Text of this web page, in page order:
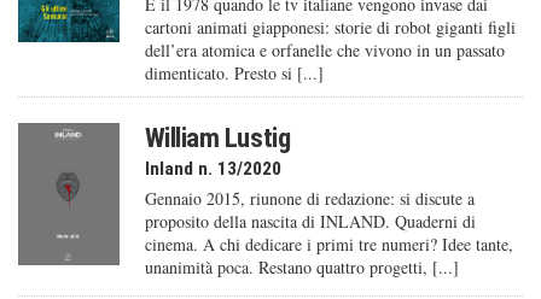
cartoni animati giapponesi: storie di robot giganti figli
dell’era atomica e orfanelle che vivono in un passato
dimenticato. Presto si [...]
William Lustig
Inland n. 13/2020
Gennaio 2015, riunone di redazione: si discute a
proposito della nascita di INLAND. Quaderni di
cinema. A chi dedicare i primi tre numeri? Idee tante,
unanimità poca. Restano quattro progetti, [...]